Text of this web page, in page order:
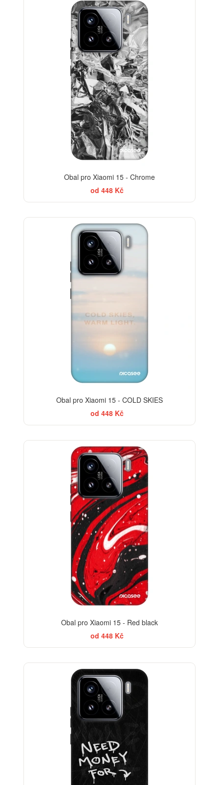
Obal pro Xiaomi 15 - Chrome
od 448 Kč
Obal pro Xiaomi 15 - COLD SKIES
od 448 Kč
Obal pro Xiaomi 15 - Red black
od 448 Kč